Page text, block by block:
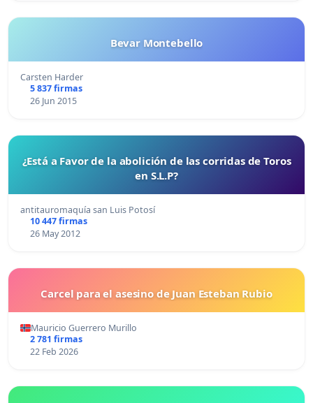
Bevar Montebello
Carsten Harder
5 837 firmas
26 Jun 2015
¿Está a Favor de la abolición de las corridas de Toros
en S.L.P?
antitauromaquía san Luis Potosí
10 447 firmas
26 May 2012
Carcel para el asesino de Juan Esteban Rubio
Mauricio Guerrero Murillo
2 781 firmas
22 Feb 2026